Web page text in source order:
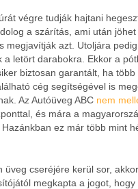
végre tudják hajtani
a szárítás, ami után
azt. Utoljára
a letört darabokra. Ekkor a
biztosan garantált, ha
cég segítségével is
Az Autóüveg ABC nem
és mára a
ez már több mint
cseréjére kerül sor,
megkapta a jogot,